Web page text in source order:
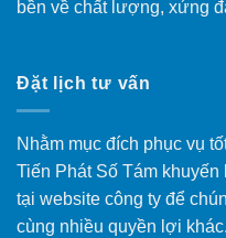
bền về chất lượng, xứng
Đặt lịch tư vấn
Nhằm mục đích phục vụ
Tiến Phát Số Tám
tại website công ty để
cùng nhiều quyền lợi khác.